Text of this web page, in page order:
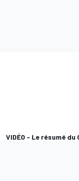
VIDÉO - Le résumé